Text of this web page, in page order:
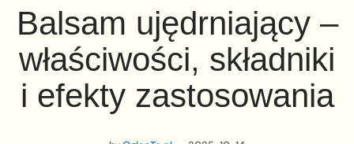
Balsam ujędrniający –
właściwości, składniki
i efekty zastosowania